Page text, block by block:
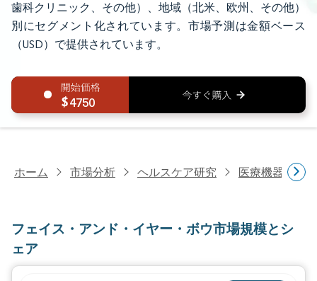
歯科クリニック、その他）、地域（北米、欧州、その他）
別にセグメント化されています。市場予測は金額ベース
（USD）で提供されています。
4750
ホーム 市場分析 ヘルスケア研究 医療機器研究
フェイス・アンド・イヤー・ボウ市場規模とシ
ェア